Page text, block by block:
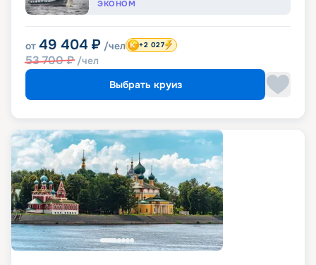
ЭКОНОМ
от 49 404 ₽ /чел
53 700₽ /чел
+2 027
Выбрать круиз